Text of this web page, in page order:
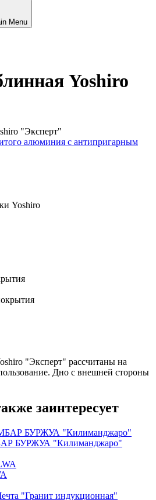
Menu
Yoshiro
алюминия с антипригарным
"Эксперт" рассчитаны на
Дно с внешней стороны
заинтересует
БУРЖУА "Килиманджаро"